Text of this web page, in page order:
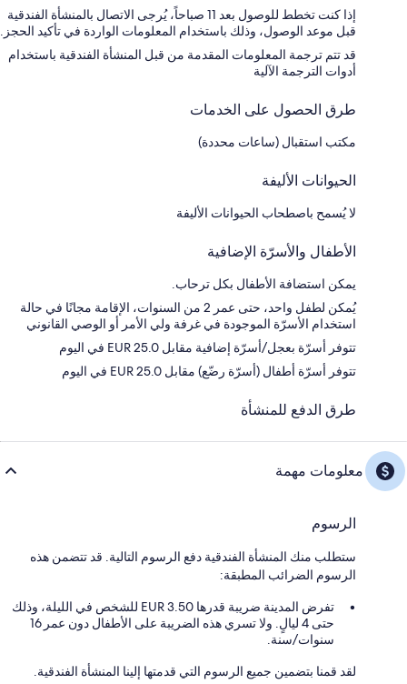
إذا كنت تخطط للوصول بعد 11 صباحاً، يُرجى الاتصال بالمنشأة الفندقية
قبل موعد الوصول، وذلك باستخدام المعلومات الواردة في تأكيد الحجز.
قد تتم ترجمة المعلومات المقدمة من قبل المنشأة الفندقية باستخدام
أدوات الترجمة الآلية
طرق الحصول على الخدمات
مكتب استقبال (ساعات محددة)
الحيوانات الأليفة
لا يُسمح باصطحاب الحيوانات الأليفة
الأطفال والأسرّة الإضافية
يمكن استضافة الأطفال بكل ترحاب.
يُمكن لطفل واحد، حتى عمر 2 من السنوات، الإقامة مجانًا في حالة
استخدام الأسرّة الموجودة في غرفة ولي الأمر أو الوصي القانوني
تتوفر أسرّة بعجل/أسرّة إضافية مقابل EUR 25.0 في اليوم
تتوفر أسرّة أطفال (أسرّة رضّع) مقابل EUR 25.0 في اليوم
طرق الدفع للمنشأة
معلومات مهمة
الرسوم
ستطلب منك المنشأة الفندقية دفع الرسوم التالية. قد تتضمن هذه
الرسوم الضرائب المطبقة:
تفرض المدينة ضريبة قدرها 3.50 EUR للشخص في الليلة، وذلك
حتى 4 ليالٍ. ولا تسري هذه الضريبة على الأطفال دون عمر 16
سنوات/سنة.
لقد قمنا بتضمين جميع الرسوم التي قدمتها إلينا المنشأة الفندقية.